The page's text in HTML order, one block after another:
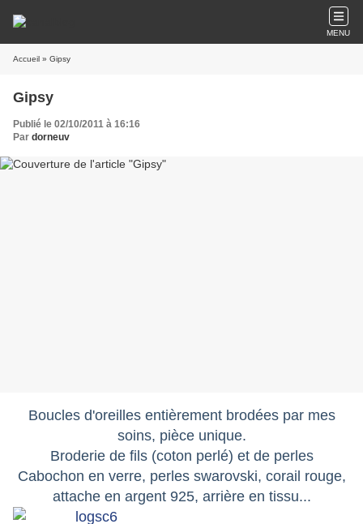
MENU
Accueil » Gipsy
Gipsy
Publié le 02/10/2011 à 16:16
Par dorneuv
Boucles d'oreilles entièrement brodées par mes
soins, pièce unique.
Broderie de fils (coton perlé) et de perles
Cabochon en verre, perles swarovski, corail rouge,
attache en argent 925, arrière en tissu...